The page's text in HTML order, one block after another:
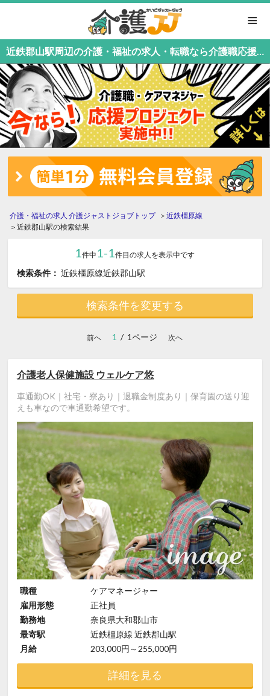
≡
近鉄郡山駅周辺の介護・福祉の求人・転職なら介護職応援中！介護職専門の介護ジャストジョブ
介護・福祉の求人 介護ジャストジョブトップ
近鉄橿原線
近鉄郡山駅の検索結果
1件中 1-1件目の求人を表示中です
検索条件： 近鉄橿原線近鉄郡山駅
検索条件を変更する
前へ 1 / 1ページ 次へ
介護老人保健施設 ウェルケア悠
車通勤OK｜社宅・寮あり｜退職金制度あり｜保育園の送り迎
えも車なので車通勤希望です。
職種
ケアマネージャー
雇用形態
正社員
勤務地
奈良県大和郡山市
最寄駅
近鉄橿原線 近鉄郡山駅
月給
203,000円～255,000円
詳細を見る